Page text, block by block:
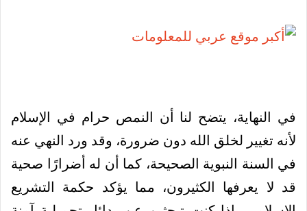
في النهاية، يتضح لنا أن النمص حرام في الإسلام
لأنه تغيير لخلق الله دون ضرورة، وقد ورد النهي عنه
في السنة النبوية الصحيحة، كما أن له أضرارًا صحية
قد لا يعرفها الكثيرون، مما يؤكد حكمة التشريع